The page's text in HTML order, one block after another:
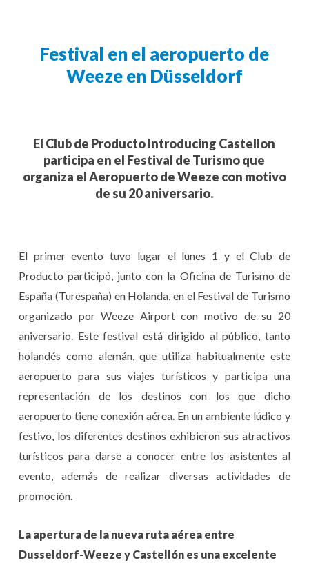
Festival en el aeropuerto de
Weeze en Düsseldorf
El Club de Producto Introducing Castellon
participa en el Festival de Turismo que
organiza el Aeropuerto de Weeze con motivo
de su 20 aniversario.
El primer evento tuvo lugar el lunes 1 y el Club de
Producto participó, junto con la Oficina de Turismo de
España (Turespaña) en Holanda, en el Festival de Turismo
organizado por Weeze Airport con motivo de su 20
aniversario. Este festival está dirigido al público, tanto
holandés como alemán, que utiliza habitualmente este
aeropuerto para sus viajes turísticos y participa una
representación de los destinos con los que dicho
aeropuerto tiene conexión aérea. En un ambiente lúdico y
festivo, los diferentes destinos exhibieron sus atractivos
turísticos para darse a conocer entre los asistentes al
evento, además de realizar diversas actividades de
promoción.
La apertura de la nueva ruta aérea entre
Dusseldorf-Weeze y Castellón es una excelente